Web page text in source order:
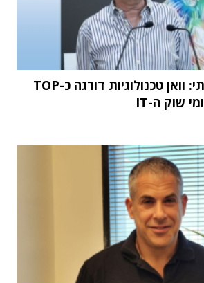
מחקר STKI השנתי: וואן טכנולוגיות דורגה כ-TOP